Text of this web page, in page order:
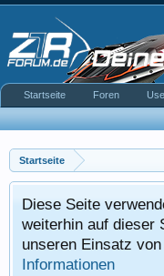
Startseite
Diese Seite
weiterhin auf dieser
unseren Einsatz
Informationen
Startseite Foren